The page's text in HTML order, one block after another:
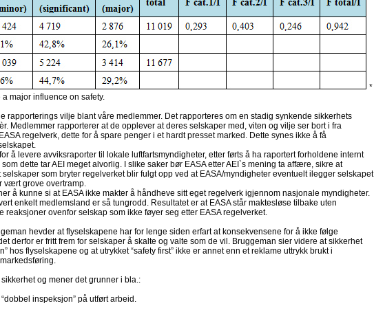
*
major influence on safety.
rapporterings vilje blant våre medlemmer. Det rapporteres om en stadig synkende sikkerhets
Medlemmer rapporterer at de opplever at deres selskaper med, viten og vilje ser bort i fra
regelverk, dette for å spare penger i et hardt presset marked. Dette synes ikke å få
å levere avviksraporter til lokale luftfartsmyndigheter, etter førts å ha raportert forholdene internt
dette tar AEI meget alvorlig. I slike saker bør EASA etter AEI`s mening ta affære, sikre at
som bryter regelverket blir fulgt opp ved at EASA/myndigheter eventuelt ilegger selskapet
vært grove overtramp.
å kunne si at EASA ikke makter å håndheve sitt eget regelverk igjennom nasjonale myndigheter.
enkelt medlemsland er så tungrodd. Resultatet er at EASA står maktesløse tilbake uten
reaksjoner ovenfor selskap som ikke føyer seg etter EASA regelverket.
hevder at flyselskapene har for lenge siden erfart at konsekvensene for å ikke følge
derfor er fritt frem for selskaper å skalte og valte som de vil. Bruggeman sier videre at sikkerhet
hos flyselskapene og at utrykket “safety first” ikke er annet enn et reklame uttrykk brukt i
og mener det grunner i bla.:
inspeksjon” på utført arbeid.